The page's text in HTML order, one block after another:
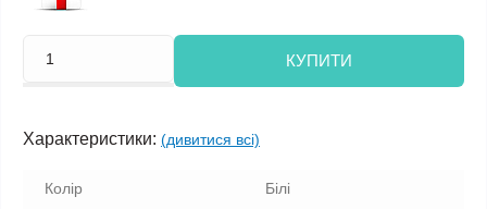
КУПИТИ
Характеристики: (дивитися всі)
Колір Білі